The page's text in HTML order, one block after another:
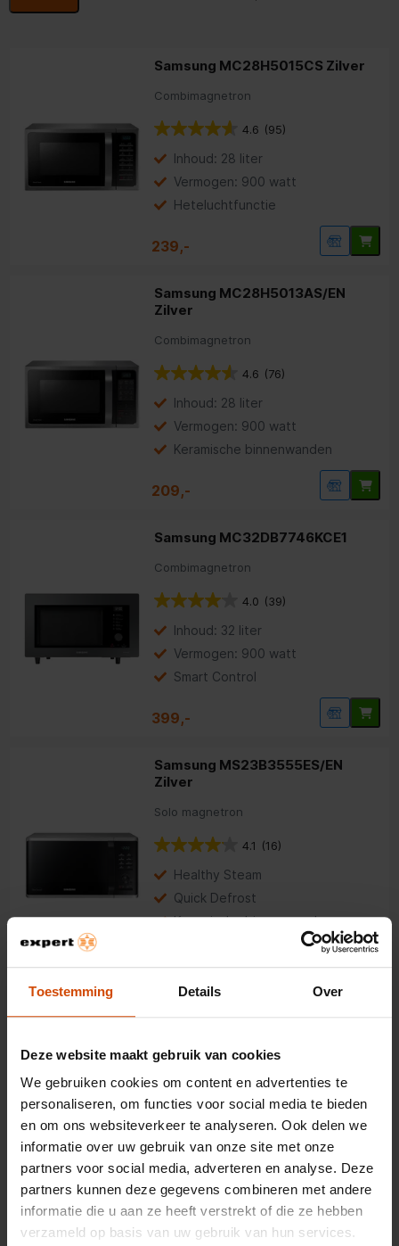
Toestemming Details Over
Deze website maakt gebruik van cookies
We gebruiken cookies om content en advertenties te
personaliseren, om functies voor social media te bieden
en om ons websiteverkeer te analyseren. Ook delen we
informatie over uw gebruik van onze site met onze
partners voor social media, adverteren en analyse. Deze
partners kunnen deze gegevens combineren met andere
informatie die u aan ze heeft verstrekt of die ze hebben
verzameld op basis van uw gebruik van hun services.
Samsung MC28H5015CS Zilver
Combimagnetron
4.6 (95)
Inhoud: 28 liter
Vermogen: 900 watt
Heteluchtfunctie
239,-
Samsung MC28H5013AS/EN
Zilver
Combimagnetron
4.6 (76)
Inhoud: 28 liter
Vermogen: 900 watt
Keramische binnenwanden
209,-
Samsung MC32DB7746KCE1
Combimagnetron
4.0 (39)
Inhoud: 32 liter
Vermogen: 900 watt
Smart Control
399,-
Samsung MS23B3555ES/EN
Zilver
Solo magnetron
4.1 (16)
Healthy Steam
Quick Defrost
Keramische binnenwanden
159,-
Inhoud: 35 liter
Vermogen: 900 watt
Airfry-functie
469,-